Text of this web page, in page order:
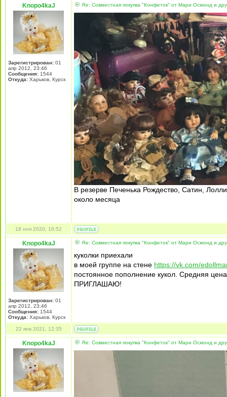
Knopo4kaJ
Зарегистрирован: 01
апр 2012, 23:46
Сообщения: 1544
Откуда: Харьков, Курск
Re: Совместная покупка "Конфеток" от Мари Осмонд и
В резерве Печенька Рождество, Сатин,
около месяца
18 ноя 2020, 16:52
Knopo4kaJ
Зарегистрирован: 01
апр 2012, 23:46
Сообщения: 1544
Откуда: Харьков, Курск
Re: Совместная покупка "Конфеток" от Мари Осмонд и
куколки приехали
в моей группе на стене https://vk.com/
постоянное пополнение кукол. Средняя
ПРИГЛАШАЮ!
22 янв 2021, 12:35
Knopo4kaJ Re: Совместная покупка "Конфеток" от Мари Осмонд и